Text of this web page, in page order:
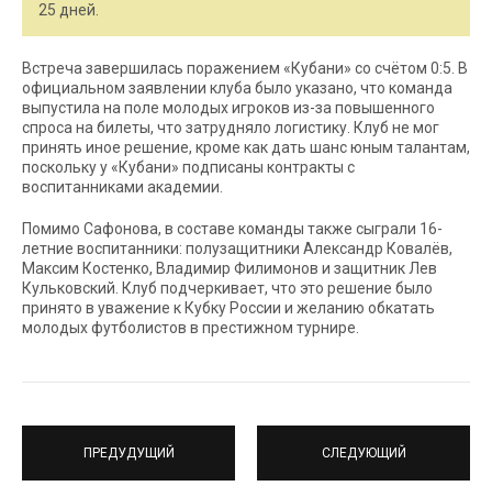
25 дней.
Встреча завершилась поражением «Кубани» со счётом 0:5. В
официальном заявлении клуба было указано, что команда
выпустила на поле молодых игроков из-за повышенного
спроса на билеты, что затрудняло логистику. Клуб не мог
принять иное решение, кроме как дать шанс юным талантам,
поскольку у «Кубани» подписаны контракты с
воспитанниками академии.
Помимо Сафонова, в составе команды также сыграли 16-
летние воспитанники: полузащитники Александр Ковалёв,
Максим Костенко, Владимир Филимонов и защитник Лев
Кульковский. Клуб подчеркивает, что это решение было
принято в уважение к Кубку России и желанию обкатать
молодых футболистов в престижном турнире.
ПРЕДУДУЩИЙ СЛЕДУЮЩИЙ